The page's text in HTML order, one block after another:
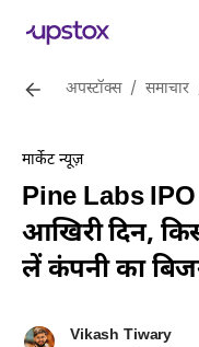
अपस्टॉक्स / समाचार
मार्केट न्यूज़
Pine Labs
आखिरी दिन,
लें कंपनी का
Vikash Tiwary